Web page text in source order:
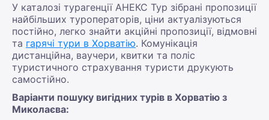
У каталозі турагенції АНЕКС Тур зібрані пропозиції
найбільших туроператорів, ціни актуалізуються
постійно, легко знайти акційні пропозиції, відмовні
та гарячі тури в Хорватію. Комунікація
дистанційна, ваучери, квитки та поліс
туристичного страхування туристи друкують
самостійно.
Варіанти пошуку вигідних турів в Хорватію з
Миколаєва: